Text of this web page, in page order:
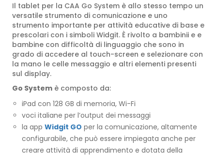
Il tablet per la CAA Go System è allo stesso tempo un
versatile strumento di comunicazione e uno
strumento importante per attività educative di base e
prescolari con i simboli Widgit. È rivolto a bambinii e e
bambine con difficoltà di linguaggio che sono in
grado di accedere al touch-screen e selezionare con
la mano le celle messaggio e altri elementi presenti
sul display.
Go System è composto da:
iPad con 128 GB di memoria, Wi-Fi
voci italiane per l’output dei messaggi
la app Widgit GO per la comunicazione, altamente
configurabile, che può essere impiegata anche per
creare attività di apprendimento e dotata della